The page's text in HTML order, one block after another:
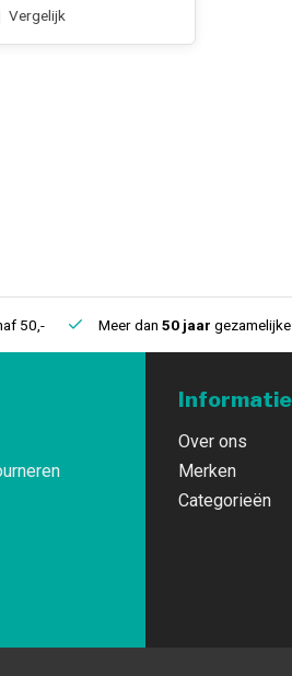
Vergelijk
50,- Meer dan 50 jaar
Informatie
Over ons
Merken
Categorieën